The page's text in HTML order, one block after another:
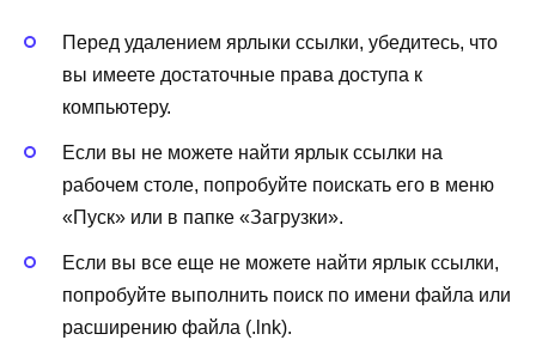
Перед удалением ярлыки ссылки, убедитесь, что
вы имеете достаточные права доступа к
компьютеру.
Если вы не можете найти ярлык ссылки на
рабочем столе, попробуйте поискать его в меню
«Пуск» или в папке «Загрузки».
Если вы все еще не можете найти ярлык ссылки,
попробуйте выполнить поиск по имени файла или
расширению файла (.lnk).